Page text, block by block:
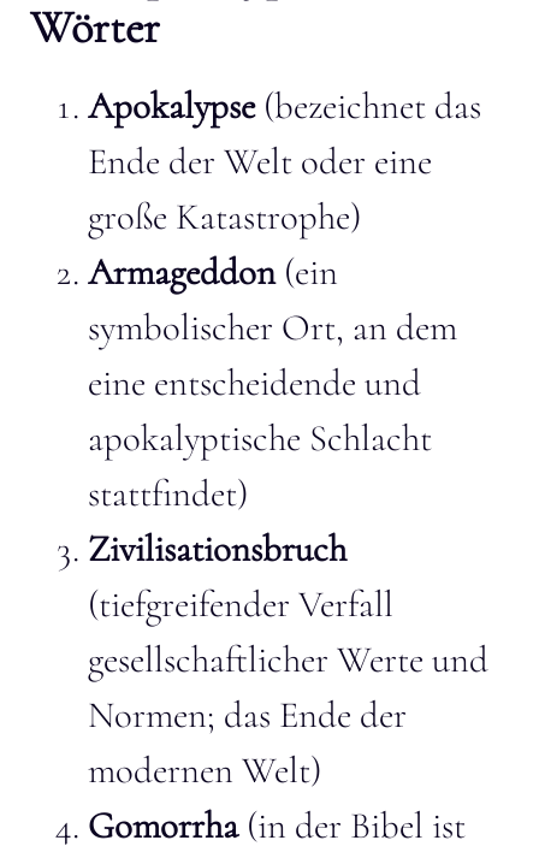
Wörter
Apokalypse(bezeichnet das
Ende der Welt oder eine
große Katastrophe)
Armageddon(ein
symbolischer Ort, an dem
eine entscheidende und
apokalyptische Schlacht
stattfindet)
Zivilisationsbruch
(tiefgreifender Verfall
gesellschaftlicher Werte und
Normen; das Ende der
modernen Welt)
Gomorrha (in der Bibel ist